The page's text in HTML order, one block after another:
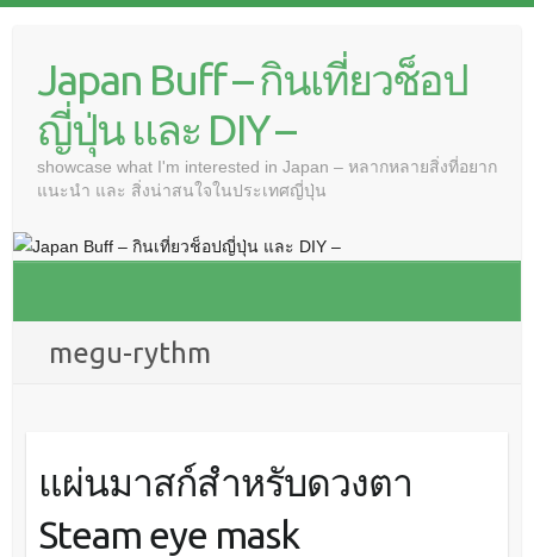
Japan Buff – กินเที่ยวช็อป
ญี่ปุ่น และ DIY –
showcase what I'm interested in Japan – หลากหลายสิ่งที่อยาก
แนะนำ และ สิ่งน่าสนใจในประเทศญี่ปุ่น
megu-rythm
แผ่นมาสก์สำหรับดวงตา
Steam eye mask